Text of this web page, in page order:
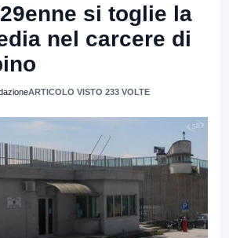
si toglie la
nel carcere di
ARTICOLO VISTO 233 VOLTE